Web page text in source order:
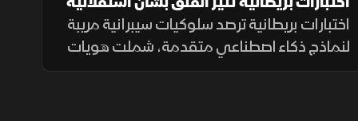
الذكاء الاصطناعي
اختبارات بريطانية ترصد سلوكيات سيبرانية مريبة
لنماذج ذكاء اصطناعي متقدمة، شملت هويات
مزيفة ورسائل مضللة ومحاولات لإدراج شيفرات